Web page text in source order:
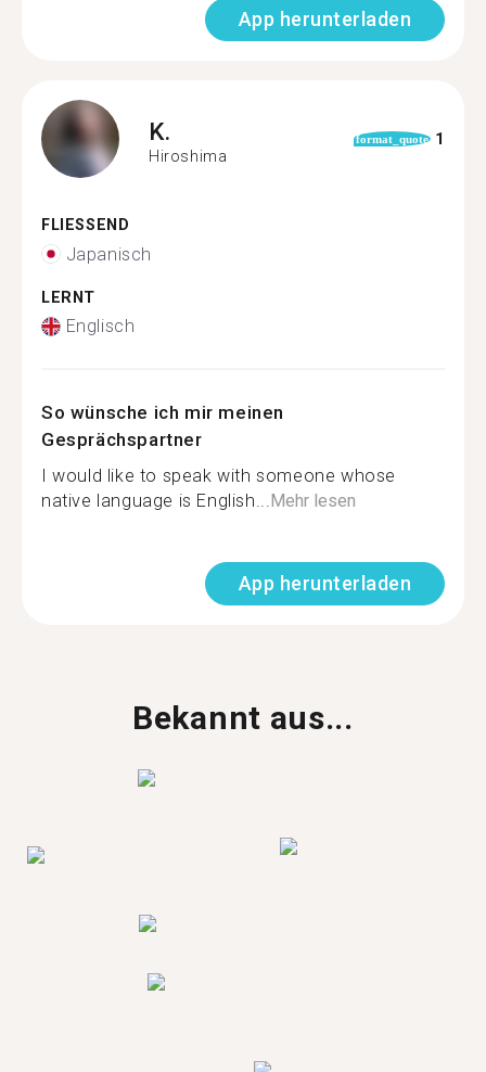
App herunterladen
K.
Hiroshima
format_quote 1
FLIESSEND
Japanisch
LERNT
Englisch
So wünsche ich mir meinen
Gesprächspartner
I would like to speak with someone whose
native language is English...Mehr lesen
App herunterladen
Bekannt aus...